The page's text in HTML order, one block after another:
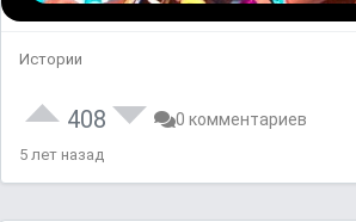
Истории
408 0 комментариев
5 лет назад